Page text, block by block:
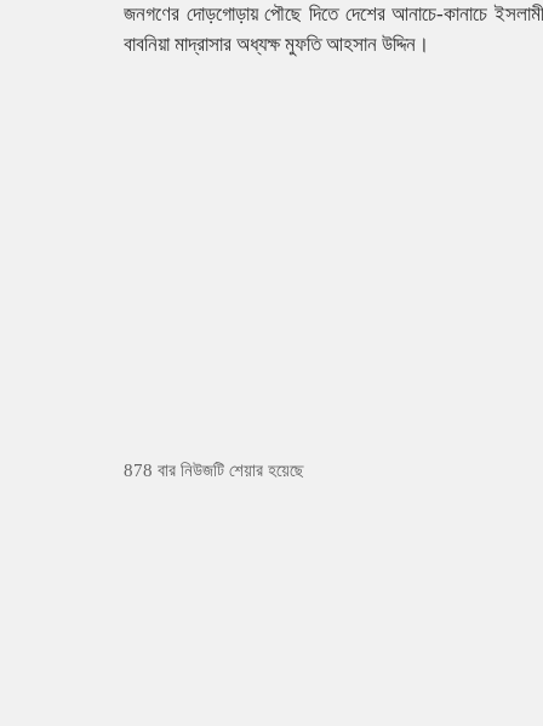
জনগণের দোড়গোড়ায় পৌছে দিতে দেশের আনাচে-কানাচে
বাবনিয়া মাদ্রাসার অধ্যক্ষ মুফতি আহসান উদ্দিন।
878 বার নিউজটি শেয়ার হয়েছে